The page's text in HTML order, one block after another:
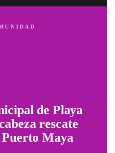
de Playa
rescate
Puerto Maya